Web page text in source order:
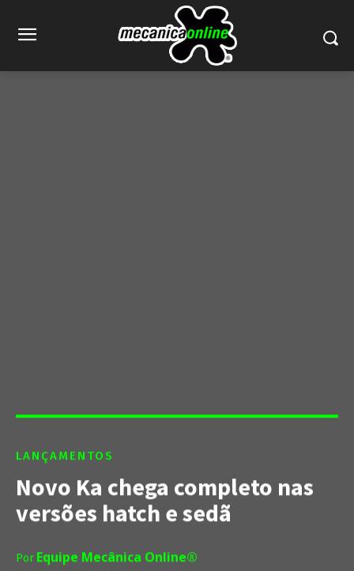
LANÇAMENTOS
Novo Ka chega completo nas
versões hatch e sedã
Por Equipe Mecânica Online®